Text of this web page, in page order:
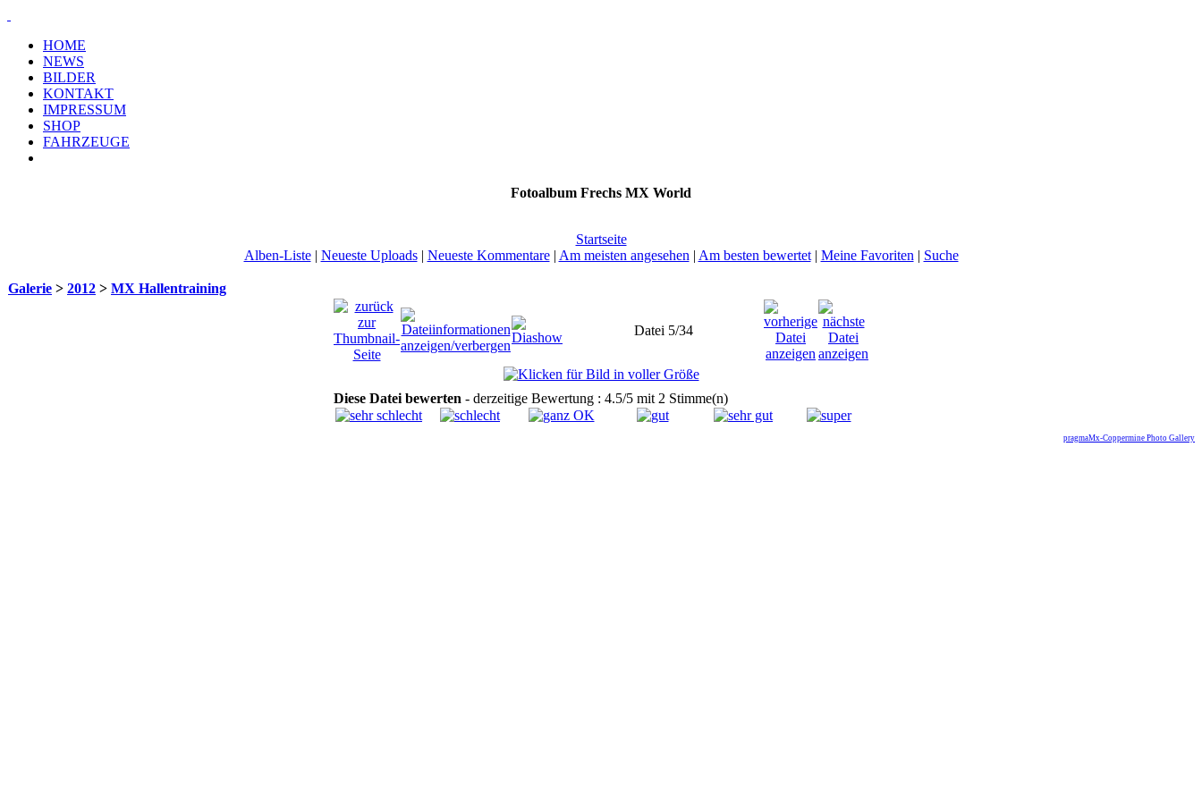
HOME
NEWS
BILDER
KONTAKT
IMPRESSUM
SHOP
FAHRZEUGE
Fotoalbum Frechs MX World
Startseite
Alben-Liste| Neueste Uploads| Neueste Kommentare| Am meisten angesehen | Am besten bewertet| Meine Favoriten | Suche
Galerie > 2012 > MX Hallentraining
Datei 5/34
Diese Datei bewerten - derzeitige Bewertung : 4.5/5 mit 2 Stimme(n)
pragmaMx-Coppermine Photo Gallery